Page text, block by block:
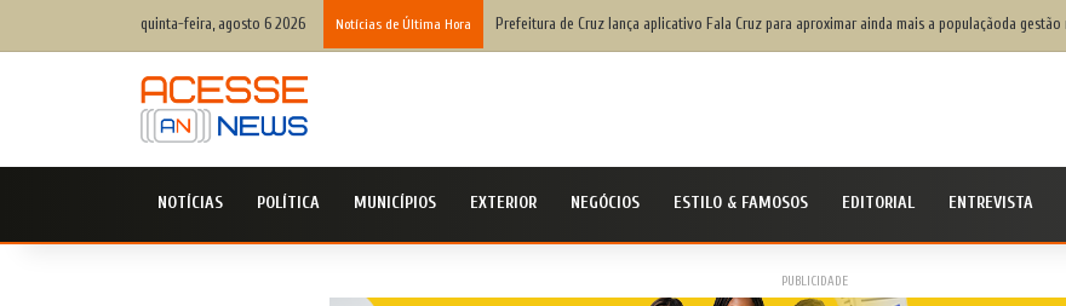
quinta-feira, agosto 6 2026 Notícias de Última Hora 10ª edição da Flipelô começa nesta quarta-feira, com programação gratuita
NOTÍCIAS POLÍTICA MUNICÍPIOS EXTERIOR NEGÓCIOS ESTILO & FAMOSOS EDITORIAL ENTREVISTA
PUBLICIDADE